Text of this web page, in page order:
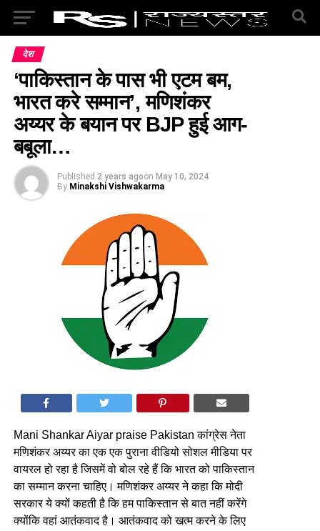
देश
‘पाकिस्तान के पास भी एटम बम,
भारत करे सम्मान’, मणिशंकर
अय्यर के बयान पर BJP हुई आग-
बबूला…
Published 2 years agoon May 10, 2024
By Minakshi Vishwakarma
Mani Shankar Aiyar praise Pakistan कांग्रेस नेता
मणिशंकर अय्यर का एक एक पुराना वीडियो सोशल मीडिया पर
वायरल हो रहा है जिसमें वो बोल रहे हैं कि भारत को पाकिस्तान
का सम्मान करना चाहिए। मणिशंकर अय्यर ने कहा कि मोदी
सरकार ये क्यों कहती है कि हम पाकिस्तान से बात नहीं करेंगे
क्योंकि वहां आतंकवाद है। आतंकवाद को खत्म करने के लिए